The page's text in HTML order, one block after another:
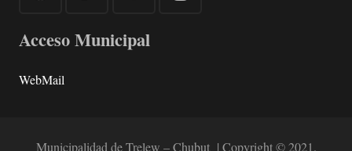
Acceso Municipal
WebMail
Municipalidad de Trelew – Chubut | Copyright © 2021.